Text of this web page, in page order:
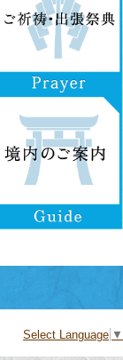
Select Language ▼